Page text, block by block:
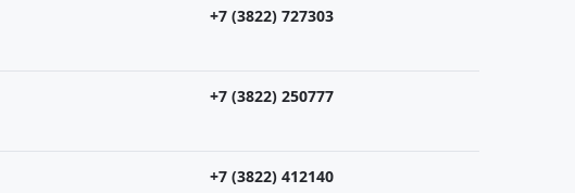
+7 (3822) 727303
+7 (3822) 250777
+7 (3822) 412140